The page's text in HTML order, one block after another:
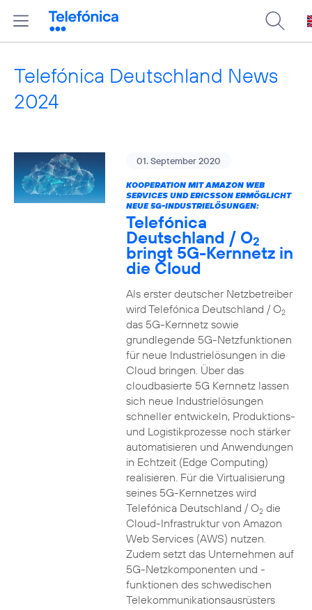
Telefónica Deutschland News
2024
01. September 2020
KOOPERATION MIT AMAZON WEB
SERVICES UND ERICSSON ERMÖGLICHT
NEUE 5G-INDUSTRIELÖSUNGEN:
Telefónica
Deutschland / O2
bringt 5G-Kernnetz in
die Cloud
Als erster deutscher Netzbetreiber
wird Telefónica Deutschland / O2
das 5G-Kernnetz sowie
grundlegende 5G-Netzfunktionen
für neue Industrielösungen in die
Cloud bringen. Über das
cloudbasierte 5G Kernnetz lassen
sich neue Industrielösungen
schneller entwickeln, Produktions-
und Logistikprozesse noch stärker
automatisieren und Anwendungen
in Echtzeit (Edge Computing)
realisieren. Für die Virtualisierung
seines 5G-Kernnetzes wird
Telefónica Deutschland / O2die
Cloud-Infrastruktur von Amazon
Web Services (AWS) nutzen.
Zudem setzt das Unternehmen auf
5G-Netzkomponenten und -
funktionen des schwedischen
Telekommunikationsausrüsters